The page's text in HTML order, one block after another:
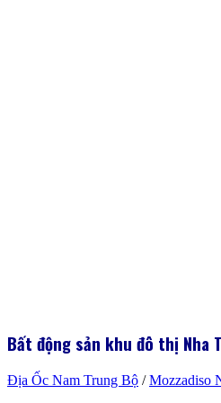
Bất động sản khu đô thị Nha
Địa Ốc Nam Trung Bộ /Mozzadiso